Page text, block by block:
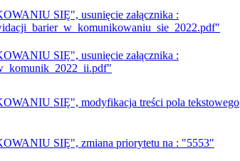
SIĘ", usunięcie załącznika :
SIĘ", usunięcie załącznika :
SIĘ", modyfikacja treści pola tekstowego
SIĘ", zmiana priorytetu na : "5553"